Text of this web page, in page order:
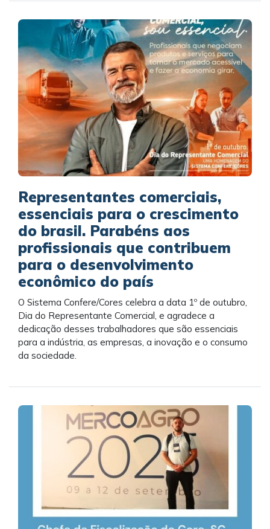
Representantes comerciais,
essenciais para o crescimento
do brasil. Parabéns aos
profissionais que contribuem
para o desenvolvimento
econômico do país
O Sistema Confere/Cores celebra a data 1º de outubro,
Dia do Representante Comercial, e agradece a
dedicação desses trabalhadores que são essenciais
para a indústria, as empresas, a inovação e o consumo
da sociedade.